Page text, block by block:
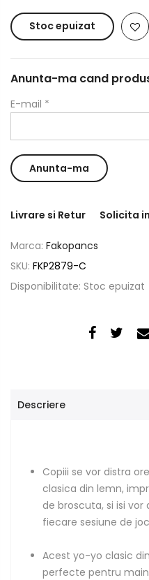
Stoc epuizat
Anunta-ma cand
E-mail *
Livrare si Retur Solicita
Marca: Fakopancs
SKU: FKP2879-C
Disponibilitate: Stoc epuizat
Descriere
Copiii se vor distra
clasica din lemn,
de broscuta, si isi
fiecare sesiune de
Acest yo-yo clasic
perfecte pentru